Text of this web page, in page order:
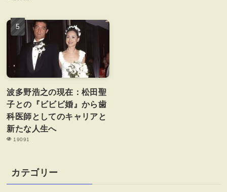
波多野浩之の現在：松田聖
子との『ビビビ婚』から歯
科医師としてのキャリアと
新たな人生へ
19091
カテゴリー